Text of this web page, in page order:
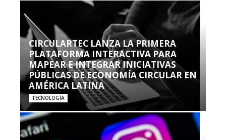
CIRCULARTEC LANZA LA PRIMERA
PLATAFORMA INTERACTIVA PARA
MAPEAR E INTEGRAR INICIATIVAS
PÚBLICAS DE ECONOMÍA CIRCULAR EN
AMÉRICA LATINA
TECNOLOGÍA